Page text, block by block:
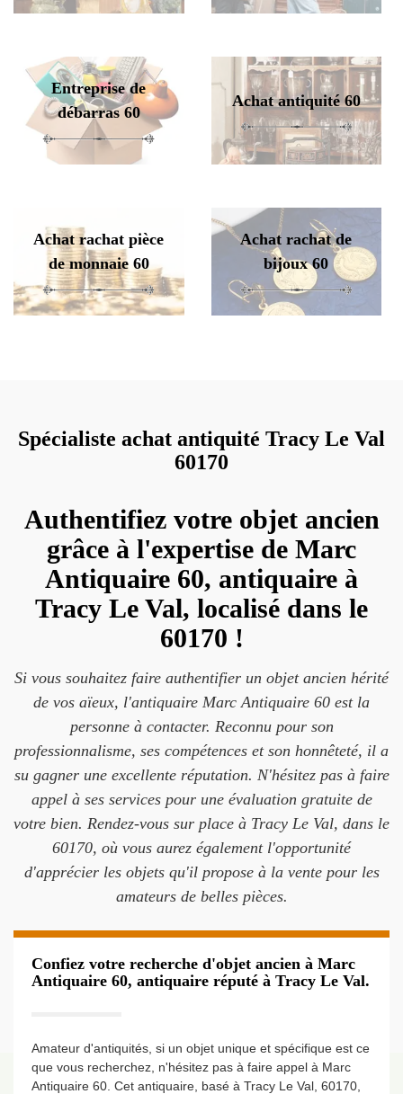
Entreprise de
débarras 60
Achat antiquité 60
Achat rachat pièce
de monnaie 60
Achat rachat de
bijoux 60
Spécialiste achat antiquité Tracy Le Val
60170
Authentifiez votre objet ancien
grâce à l'expertise de Marc
Antiquaire 60, antiquaire à
Tracy Le Val, localisé dans le
60170 !
Si vous souhaitez faire authentifier un objet ancien hérité
de vos aïeux, l'antiquaire Marc Antiquaire 60 est la
personne à contacter. Reconnu pour son
professionnalisme, ses compétences et son honnêteté, il a
su gagner une excellente réputation. N'hésitez pas à faire
appel à ses services pour une évaluation gratuite de
votre bien. Rendez-vous sur place à Tracy Le Val, dans le
60170, où vous aurez également l'opportunité
d'apprécier les objets qu'il propose à la vente pour les
amateurs de belles pièces.
Confiez votre recherche d'objet ancien à Marc
Antiquaire 60, antiquaire réputé à Tracy Le Val.
Amateur d'antiquités, si un objet unique et spécifique est ce
que vous recherchez, n'hésitez pas à faire appel à Marc
Antiquaire 60. Cet antiquaire, basé à Tracy Le Val, 60170,